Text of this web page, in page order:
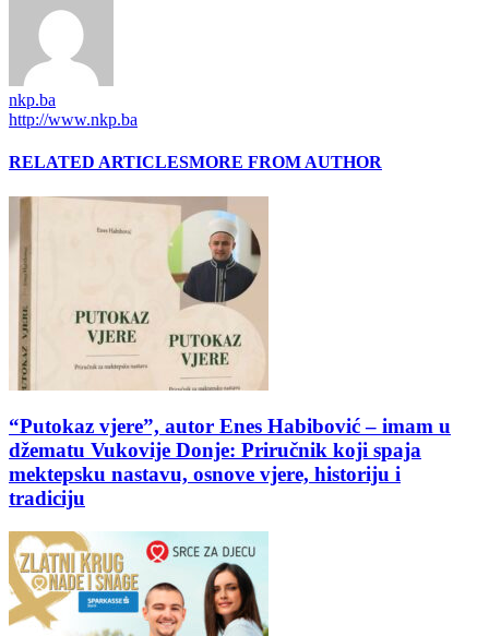
nkp.ba
http://www.nkp.ba
RELATED ARTICLESMORE FROM AUTHOR
“Putokaz vjere”, autor Enes Habibović – imam u
džematu Vukovije Donje: Priručnik koji spaja
mektepsku nastavu, osnove vjere, historiju i
tradiciju